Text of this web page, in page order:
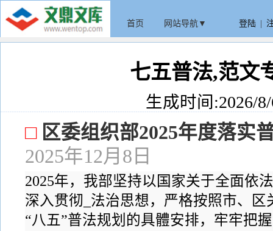
首页 网站导航▼ 登陆
七五普法,范文
生成时间:2026/
□ 区委组织部2025年度落实
2025年12月8日
2025年，我部坚持以国家关于全面依
深入贯彻_法治思想，严格按照市、
“八五”普法规划的具體安排，牢牢把